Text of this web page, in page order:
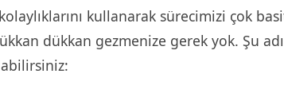
kullanarak sürecimizi çok
dükkan gezmenize gerek yok. Şu